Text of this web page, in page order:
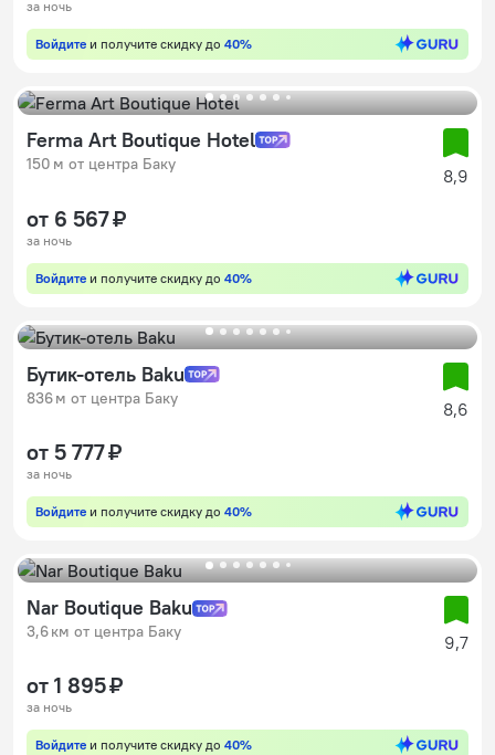
за ночь
Войдите и получите скидку до 40%
Ferma Art Boutique Hotel
150 м от центра Баку
8,9
от 6 567 ₽
за ночь
Войдите и получите скидку до 40%
Бутик-отель Baku
836 м от центра Баку
8,6
от 5 777 ₽
за ночь
Войдите и получите скидку до 40%
Nar Boutique Baku
3,6 км от центра Баку 9,7
от 1 895 ₽
за ночь
Войдите и получите скидку до 40%